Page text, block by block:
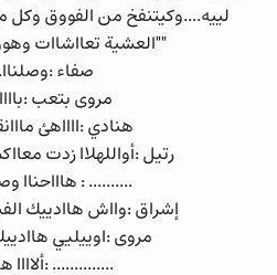
لييه....وكيتنفخ من الفووق وكل
""العشية تعااشاات
صفاء
مروى بتعب
هنادي :ااااهئ
رتيل :أواللهلاا زدت
.......... : هاااحناا
إشراق :وااش هاادييك
مروى :اوييليي
.............. :ألاااا